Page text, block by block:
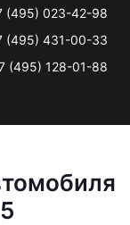
(495) 023-42-98
(495) 431-00-33
(495) 128-01-88